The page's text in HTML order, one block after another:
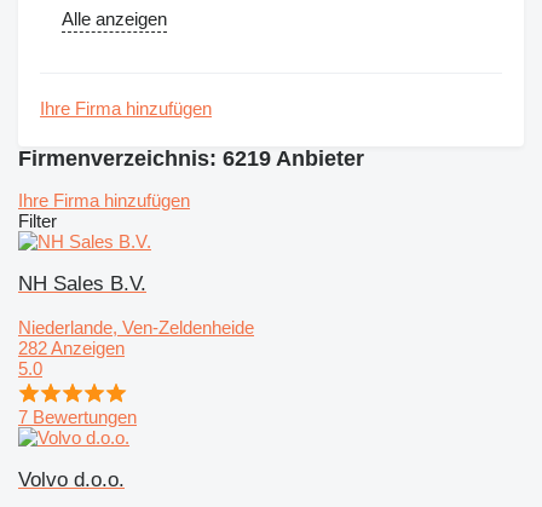
Alle anzeigen
Ihre Firma hinzufügen
Firmenverzeichnis: 6219 Anbieter
Ihre Firma hinzufügen
Filter
NH Sales B.V.
Niederlande, Ven-Zeldenheide
282 Anzeigen
5.0
7 Bewertungen
Volvo d.o.o.